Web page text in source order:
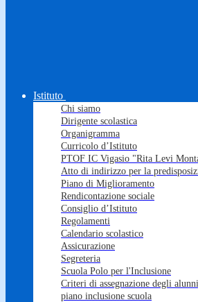
Istituto
Chi siamo
Dirigente scolastica
Organigramma
Curricolo d’Istituto
PTOF IC Vigasio "Rita Levi
Atto di indirizzo per la
Piano di Miglioramento
Rendicontazione sociale
Consiglio d’Istituto
Regolamenti
Calendario scolastico
Assicurazione
Segreteria
Scuola Polo per l'Inclusione
Criteri di assegnazione degli
piano inclusione scuola